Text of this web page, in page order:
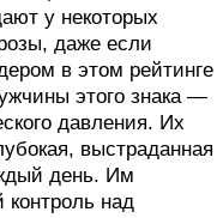
у некоторых
даже если
в этом рейтинге
этого знака —
давления. Их
выстраданная
день. Им
контроль над